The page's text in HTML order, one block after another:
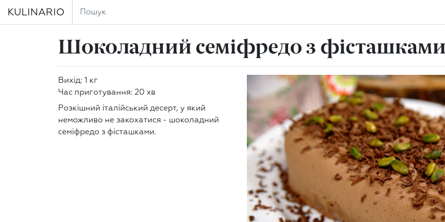
KULINARIO
Шоколадний семіфредо з
Вихід: 1 кг
Час приготування: 20 хв
Розкішний італійський десерт, у який
неможливо не закохатися - шоколадний
семіфредо з фісташками.